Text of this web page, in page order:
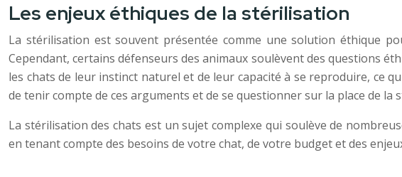
Les enjeux éthiques de la stérilisation
La stérilisation est souvent présentée comme une solution éthique
Cependant, certains défenseurs des animaux soulèvent des questions
les chats de leur instinct naturel et de leur capacité à se reproduire, ce
de tenir compte de ces arguments et de se questionner sur la place de
La stérilisation des chats est un sujet complexe qui soulève de
en tenant compte des besoins de votre chat, de votre budget et des